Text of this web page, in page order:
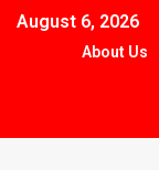
August 6, 2026
About Us